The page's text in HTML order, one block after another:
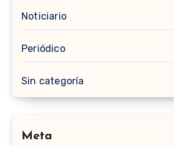
Noticiario
Periódico
Sin categoría
Meta